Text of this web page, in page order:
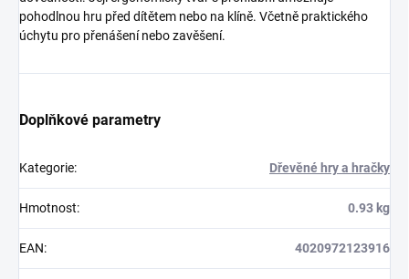
pohodlnou hru před dítětem nebo na klíně. Včetně praktického
úchytu pro přenášení nebo zavěšení.
Doplňkové parametry
Kategorie: Dřevěné hry a hračky
Hmotnost: 0.93 kg
EAN: 4020972123916